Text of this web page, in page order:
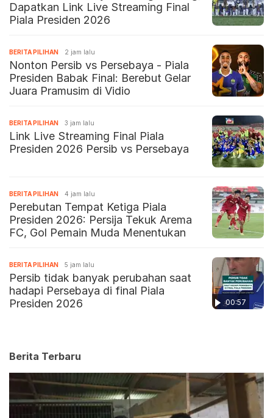
Dapatkan Link Live Streaming Final
Piala Presiden 2026
BERITA PILIHAN 2 jam lalu
Nonton Persib vs Persebaya - Piala
Presiden Babak Final: Berebut Gelar
Juara Pramusim di Vidio
BERITA PILIHAN 3 jam lalu
Link Live Streaming Final Piala
Presiden 2026 Persib vs Persebaya
BERITA PILIHAN 4 jam lalu
Perebutan Tempat Ketiga Piala
Presiden 2026: Persija Tekuk Arema
FC, Gol Pemain Muda Menentukan
00:57
BERITA PILIHAN 5 jam lalu
Persib tidak banyak perubahan saat
hadapi Persebaya di final Piala
Presiden 2026
Berita Terbaru